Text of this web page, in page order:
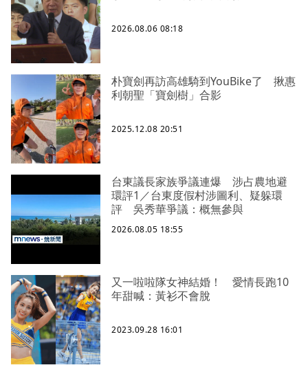
2026.08.06 08:18
朴寶劍再訪高雄騎到YouBike了 揪惠
利朝聖「寶劍樹」合影
2025.12.08 20:51
台東議長家族爭議連爆 涉占農地避
環評1／台東度假村涉圖利、疑躲環
評 吳秀華爭議：概無參與
2026.08.05 18:55
又一啦啦隊女神結婚！ 愛情長跑10
年甜喊：黃衫不會脫
2023.09.28 16:01